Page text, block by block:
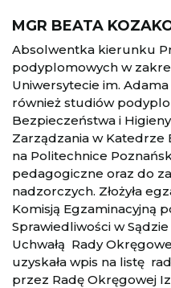
MGR BEATA
Absolwentka kierunku
podyplomowych w
Uniwersytecie im.
również studiów
Bezpieczeństwa i
Zarządzania w Katedrze
na Politechnice
pedagogiczne oraz do
nadzorczych. Złożyła
Komisją Egzaminacyjną
Sprawiedliwości w
Uchwałą Rady
uzyskała wpis na listę
przez Radę Okręgowej